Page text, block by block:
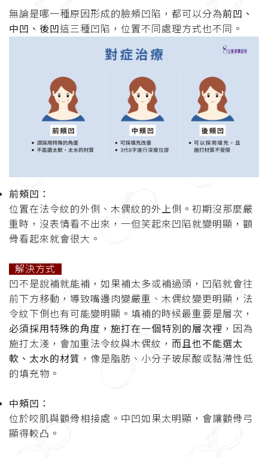
無論是哪一種原因形成的臉頰凹陷，都可以分為前凹、
中凹、後凹這三種凹陷，位置不同處理方式也不同。
前頰凹：
位置在法令紋的外側、木偶紋的外上側。初期沒那麼嚴
重時，沒表情看不出來，一但笑起來凹陷就變明顯，顴
骨看起來就會很大。
解決方式
凹不是說補就能補，如果補太多或補過頭，凹陷就會往
前下方移動，導致嘴邊肉變嚴重、木偶紋變更明顯，法
令紋下側也有可能變明顯。填補的時候最重要是層次，
必須採用特殊的角度，施打在一個特別的層次裡 ，因為
施打太淺，會加重法令紋與木偶紋， 而且也不能選太
軟、太水的材質 ，像是脂肪、小分子玻尿酸或黏滯性低
的填充物。
中頰凹：
位於咬肌與顴骨相接處。中凹如果太明顯，會讓顴骨弓
顯得較凸。